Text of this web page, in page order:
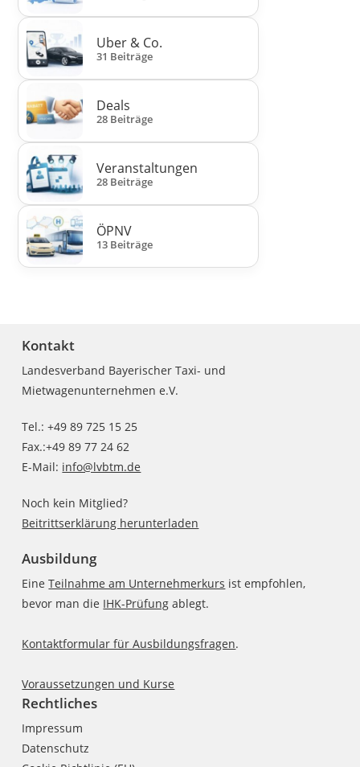
Uber & Co.
31 Beiträge
Deals
28 Beiträge
Veranstaltungen
28 Beiträge
ÖPNV
13 Beiträge
Kontakt
Landesverband Bayerischer Taxi- und
Mietwagenunternehmen e.V.
Tel.: +49 89 725 15 25
Fax.:+49 89 77 24 62
E-Mail: info@lvbtm.de
Noch kein Mitglied?
Beitrittserklärung herunterladen
Ausbildung
EineTeilnahme am Unternehmerkurs ist empfohlen,
bevor man die IHK-Prüfung ablegt.
Kontaktformular für Ausbildungsfragen.
Voraussetzungen und Kurse
Rechtliches
Impressum
Datenschutz